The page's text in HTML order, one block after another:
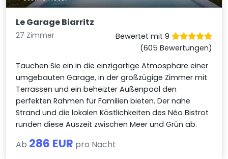
Le Garage Biarritz
27 Zimmer
Bewertet mit 9
(605 Bewertungen)
Tauchen Sie ein in die einzigartige Atmosphäre einer
umgebauten Garage, in der großzügige Zimmer mit
Terrassen und ein beheizter Außenpool den
perfekten Rahmen für Familien bieten. Der nahe
Strand und die lokalen Köstlichkeiten des Néo Bistrot
runden diese Auszeit zwischen Meer und Grün ab.
Ab 286 EUR pro Nacht